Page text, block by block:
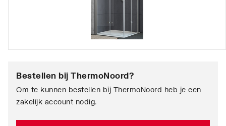
Bestellen bij ThermoNoord?
Om te kunnen bestellen bij ThermoNoord heb je een
zakelijk account nodig.